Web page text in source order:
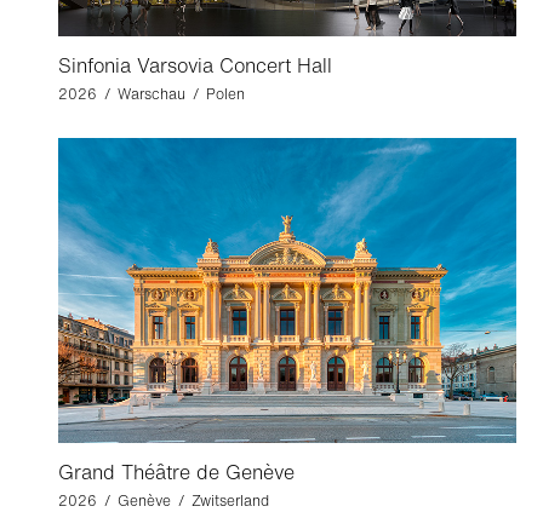
Sinfonia Varsovia Concert Hall
2026 / Warschau / Polen
Grand Théâtre de Genève
2026 / Genève / Zwitserland